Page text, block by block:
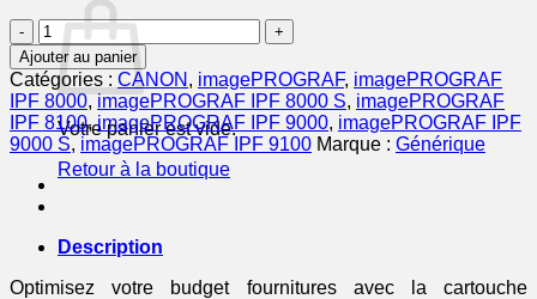
Votre panier est vide.
Retour à la boutique
quantité
de
0902B001
/
PFI-
701
M
-
cartouche
Canon
magenta
Ajouter au panier
Catégories : CANON , imagePROGRAF, imagePROGRAF
IPF 8000,imagePROGRAF IPF 8000 S, imagePROGRAF
IPF 8100,imagePROGRAF IPF 9000, imagePROGRAF IPF
9000 S, imagePROGRAF IPF 9100 Marque : Générique
Description
Optimisez votre budget fournitures avec la cartouche